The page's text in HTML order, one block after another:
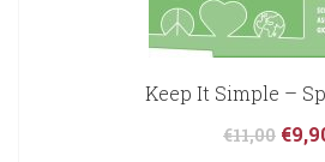
Keep It Simple –
€11,00 €